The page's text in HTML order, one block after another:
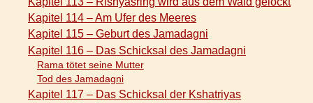
Kapitel 114 – Am Ufer des Meeres
Kapitel 115 – Geburt des Jamadagni
Kapitel 116 – Das Schicksal des Jamadagni
Rama tötet seine Mutter
Tod des Jamadagni
Kapitel 117 – Das Schicksal der Kshatriyas